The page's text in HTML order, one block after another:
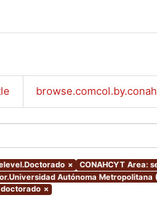
× CONAHCYT Area:
Autónoma Metropolitana
×